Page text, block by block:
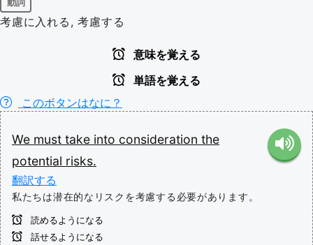
動詞
考慮に入れる, 考慮する
意味を覚える
単語を覚える
このボタンはなに？
We must take into consideration the
potential risks.
翻訳する
私たちは潜在的なリスクを考慮する必要があります。
読めるようになる
話せるようになる